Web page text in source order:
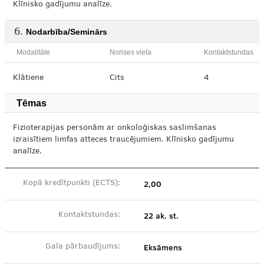
Klīnisko gadījumu analīze.
Nodarbība/Seminārs
Modalitāte Norises vieta Kontaktstundas
Klātiene Cits 4
Tēmas
Fizioterapijas personām ar onkoloģiskas saslimšanas
izraisītiem limfas atteces traucējumiem. Klīnisko gadījumu
analīze.
Kopā kredītpunkti (ECTS): 2,00
Kontaktstundas: 22 ak. st.
Gala pārbaudījums: Eksāmens